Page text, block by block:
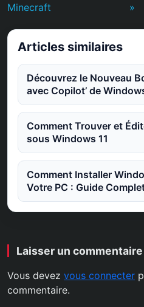
Minecraft
»
Articles similaires
Découvrez le Nouveau
avec Copilot’ de
Comment Trouver et
sous Windows 11
Comment Installer
Votre PC : Guide
Laisser un commentaire
Vous devez vous connecter
commentaire.